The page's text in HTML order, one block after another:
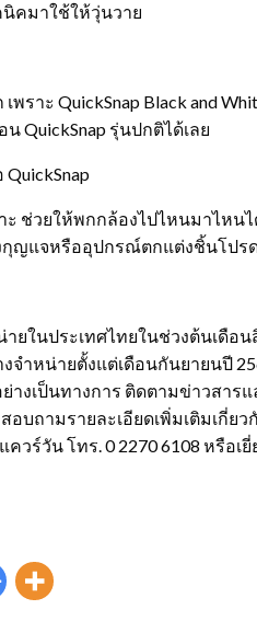
นิคมาใช้ให้วุ่นวาย
พราะ QuickSnap Black and
QuickSnap รุ่นปกติได้เลย
ะ ช่วยให้พกกล้องไปไหนมาไห
ญแจหรืออุปกรณ์ตกแต่งชิ้นโปร
ายในประเทศไทยในช่วงต้นเดือ
งจำหน่ายตั้งแต่เดือนกันยายนปี
เป็นทางการ ติดตามข่าวสารแ
อบถามรายละเอียดเพิ่มเติมเกี่ย
วร์วัน โทร. 0 2270 6108 หรือเ